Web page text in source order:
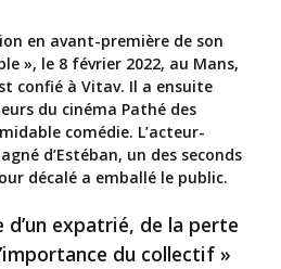
en avant-première de son
», le 8 février 2022, au Mans,
confié à Vitav. Il a ensuite
du cinéma Pathé des
comédie. L’acteur-
d’Estéban, un des seconds
décalé a emballé le public.
d’un expatrié, de la perte
du collectif »